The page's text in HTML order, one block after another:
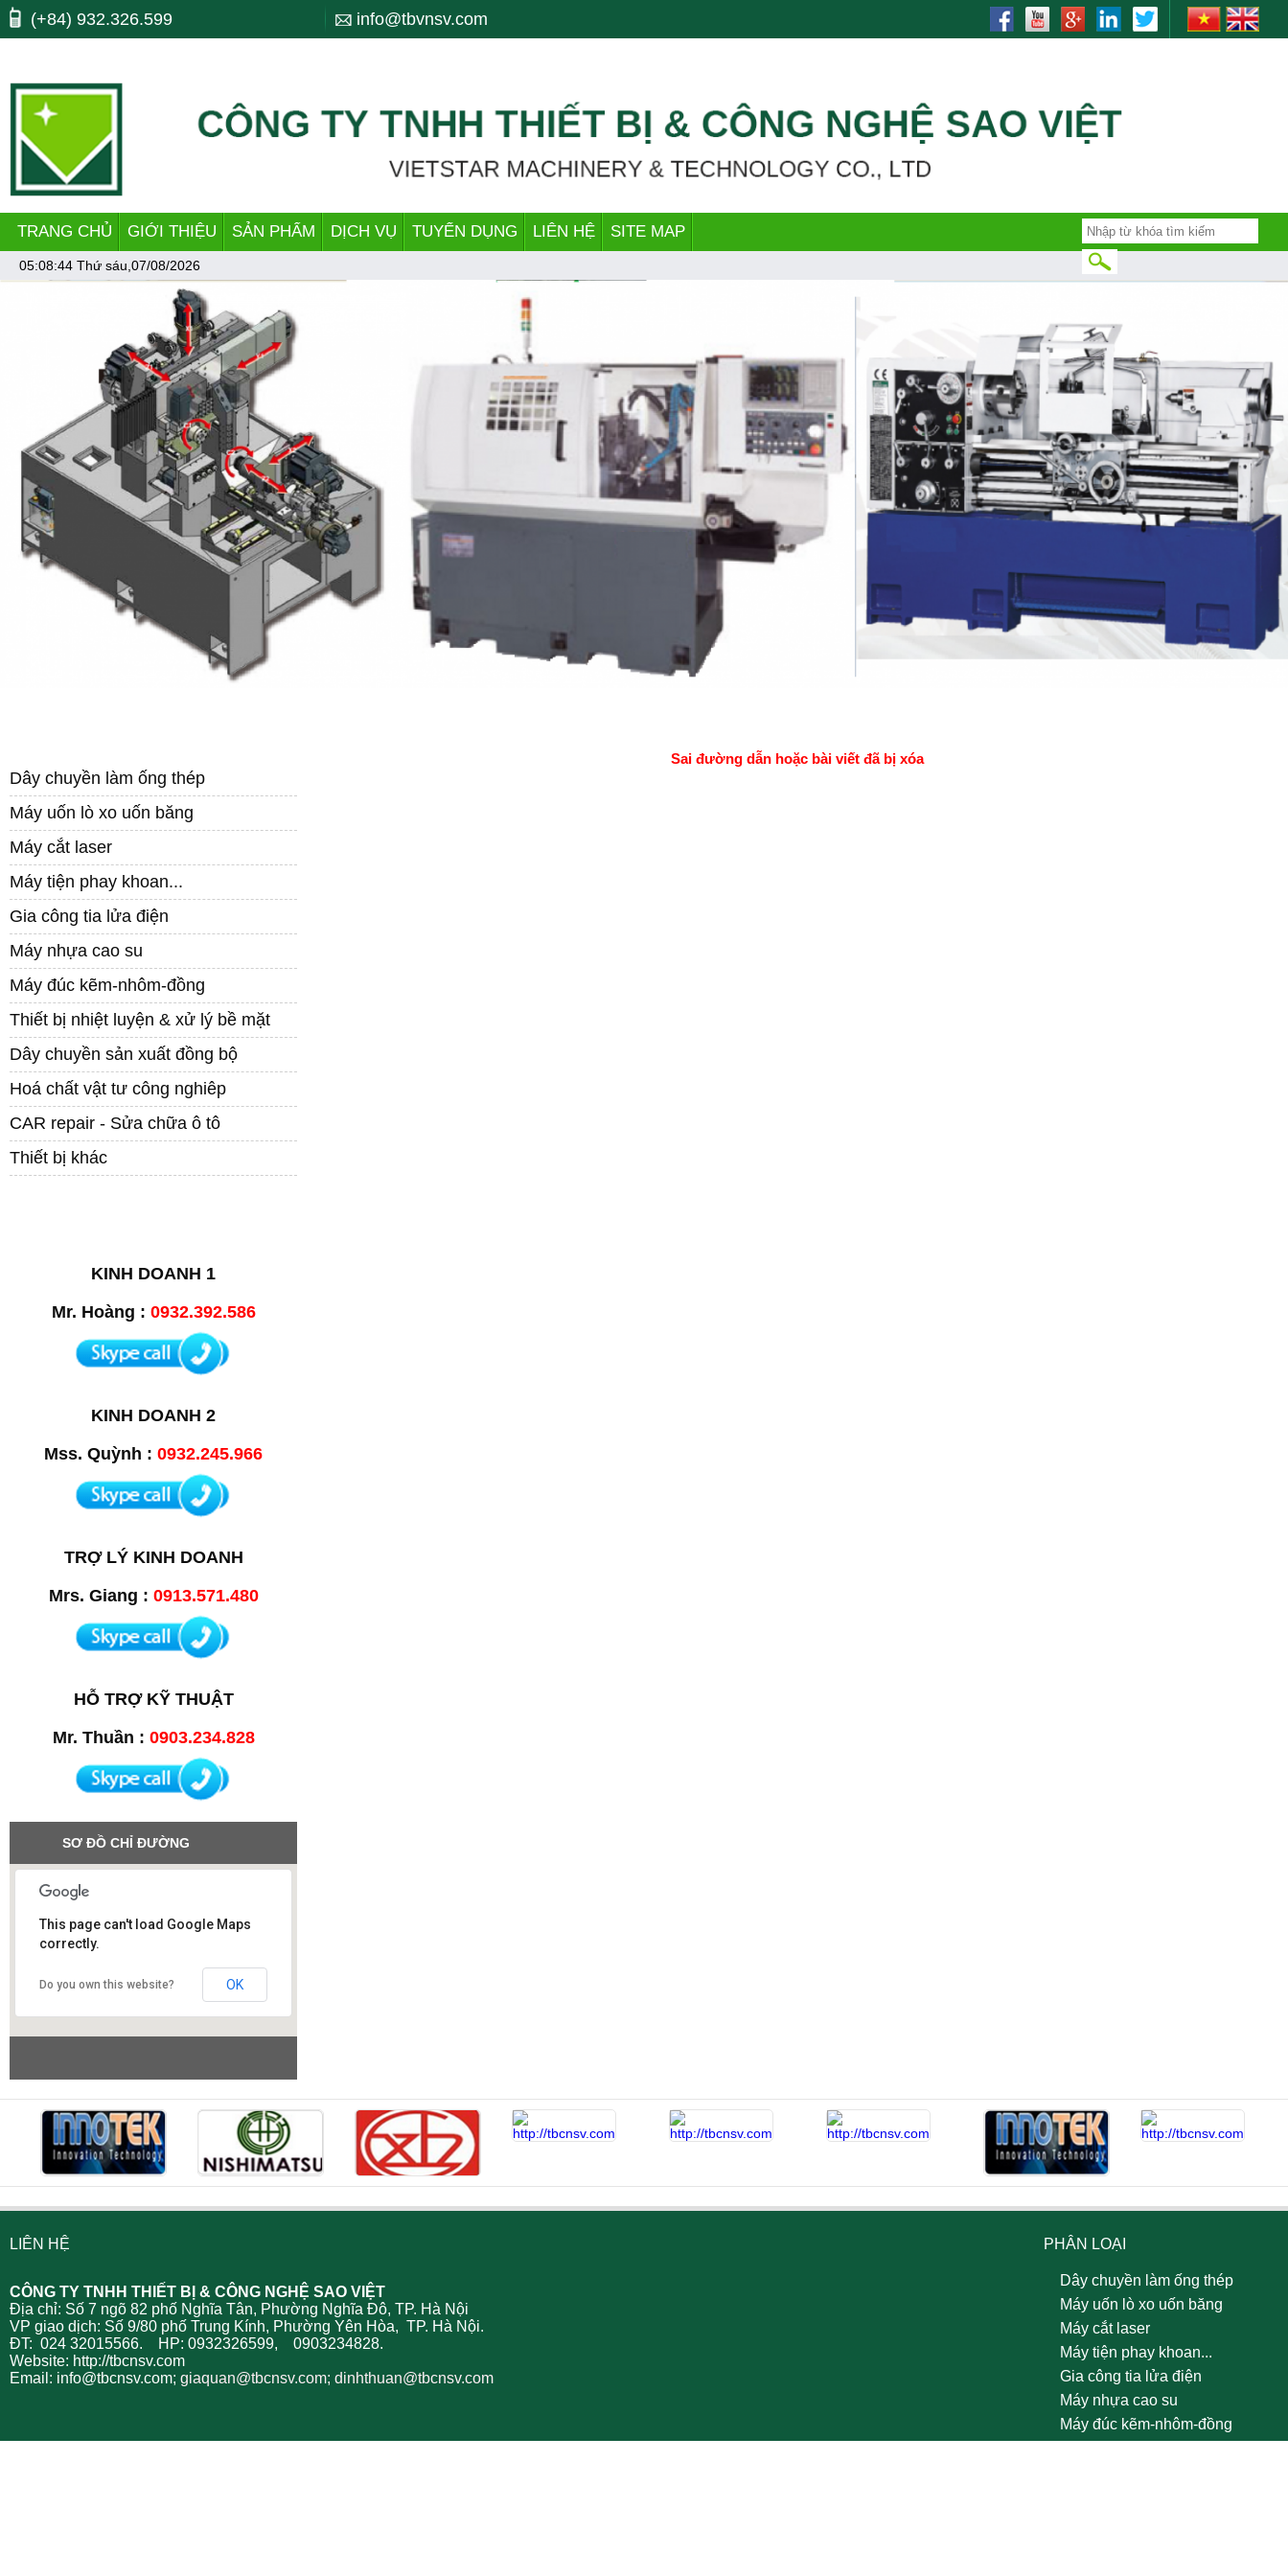
Máy công cụ, may cong cu, CNC, máy cnc, trung tam gia cong, ttgc, trung tâm gia công, CNC lathe, CNC Milling, tiện CNC, khoan, drill, mài, grinding, bending, lò xo, nhiet luyen, quenching, tube making machine,
dây chuyền làm ống, pipe.
(+84) 932.326.599 info@tbvnsv.com
TRANG CHỦ GIỚI THIỆU SẢN PHẨM DỊCH VỤ TUYỂN DỤNG LIÊN HỆ SITE MAP
05:08:44 Thứ sáu,07/08/2026
Dây chuyền làm ống thép
Máy uốn lò xo uốn băng
Máy cắt laser
Máy tiện phay khoan...
Gia công tia lửa điện
Máy nhựa cao su
Máy đúc kẽm-nhôm-đồng
Thiết bị nhiệt luyện & xử lý bề mặt
Dây chuyền sản xuất đồng bộ
Hoá chất vật tư công nghiêp
CAR repair - Sửa chữa ô tô
Thiết bị khác
KINH DOANH 1
Mr. Hoàng : 0932.392.586
KINH DOANH 2
Mss. Quỳnh : 0932.245.966
TRỢ LÝ KINH DOANH
Mrs. Giang : 0913.571.480
HỖ TRỢ KỸ THUẬT
Mr. Thuần : 0903.234.828
SƠ ĐỒ CHỈ ĐƯỜNG
Công ty SAO VIỆT
This page can't load Google Maps
correctly.
Do you own this website? OK
Sai đường dẫn hoặc bài viết đã bị xóa
LIÊN HỆ
CÔNG TY TNHH THIẾT BỊ & CÔNG NGHỆ SAO VIỆT
Địa chỉ: Số 7 ngõ 82 phố Nghĩa Tân, Phường Nghĩa Đô, TP. Hà Nội
VP giao dịch: Số 9/80 phố Trung Kính, Phường Yên Hòa, TP. Hà Nội.
ĐT: 024 32015566. HP: 0932326599, 0903234828.
Website: http://tbcnsv.com
Email: info@tbcnsv.com; giaquan@tbcnsv.com; dinhthuan@tbcnsv.com
PHÂN LOẠI
Dây chuyền làm ống thép
Máy uốn lò xo uốn băng
Máy cắt laser
Máy tiện phay khoan...
Gia công tia lửa điện
Máy nhựa cao su
Máy đúc kẽm-nhôm-đồng